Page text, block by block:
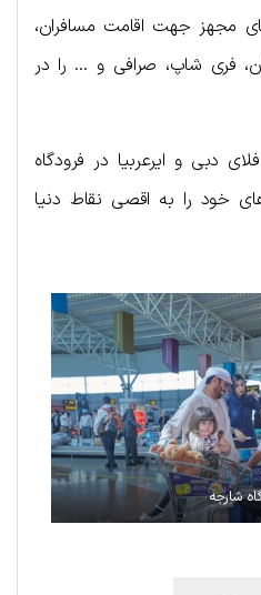
مجهز جهت اقامت مسافران،
فری شاپ، صرافی و … را در
دبی و ایرعربیا در فرودگاه
خود را به اقصی نقاط دنیا
شارجه